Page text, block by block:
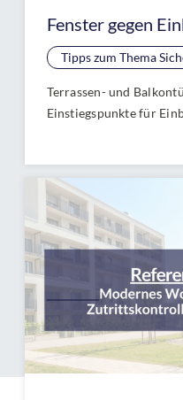
Fenster gegen
Tipps zum Thema
Terrassen- und
Einstiegspunkte für
wie
abschließbaren Griffen.
Ratgeber, wie Sie
gegen Einbruch sichern